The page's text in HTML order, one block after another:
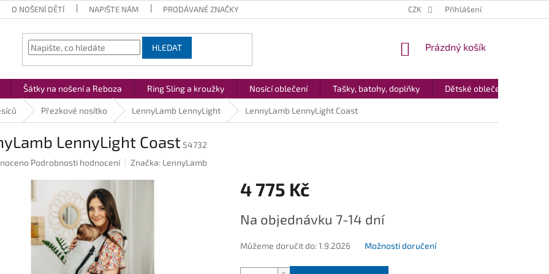
O NOŠENÍ DĚTÍ NAPIŠTE NÁM PRODÁVANÉ ZNAČKY CZK Přihlášení
HLEDAT
NÁKUPNÍ
Prázdný košík
Šátky na nošení a Reboza Ring Sling a kroužky Nosící oblečení Tašky, batohy, doplňky Dětské oblečení
Přezkové nosítko LennyLamb LennyLight LennyLamb LennyLight Coast
LennyLight Coast54732
Podrobnosti hodnocení Značka: LennyLamb
4 775 Kč
cena:
Na objednávku 7-14 dní
Můžeme doručit do: 1.9.2026 Možnosti doručení